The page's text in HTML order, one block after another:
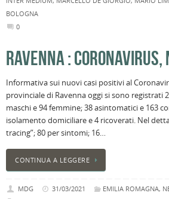
BOLOGNA
0
RAVENNA : CORONAVIRUS,
Informativa sui nuovi casi positivi al
provinciale di Ravenna oggi si sono registrati
maschi e 94 femmine; 38 asintomatici e 163
isolamento domiciliare e 4 ricoverati. Nel
tracing”; 80 per sintomi; 16…
CONTINUA A LEGGERE
MDG 31/03/2021 EMILIA ROMAGNA,